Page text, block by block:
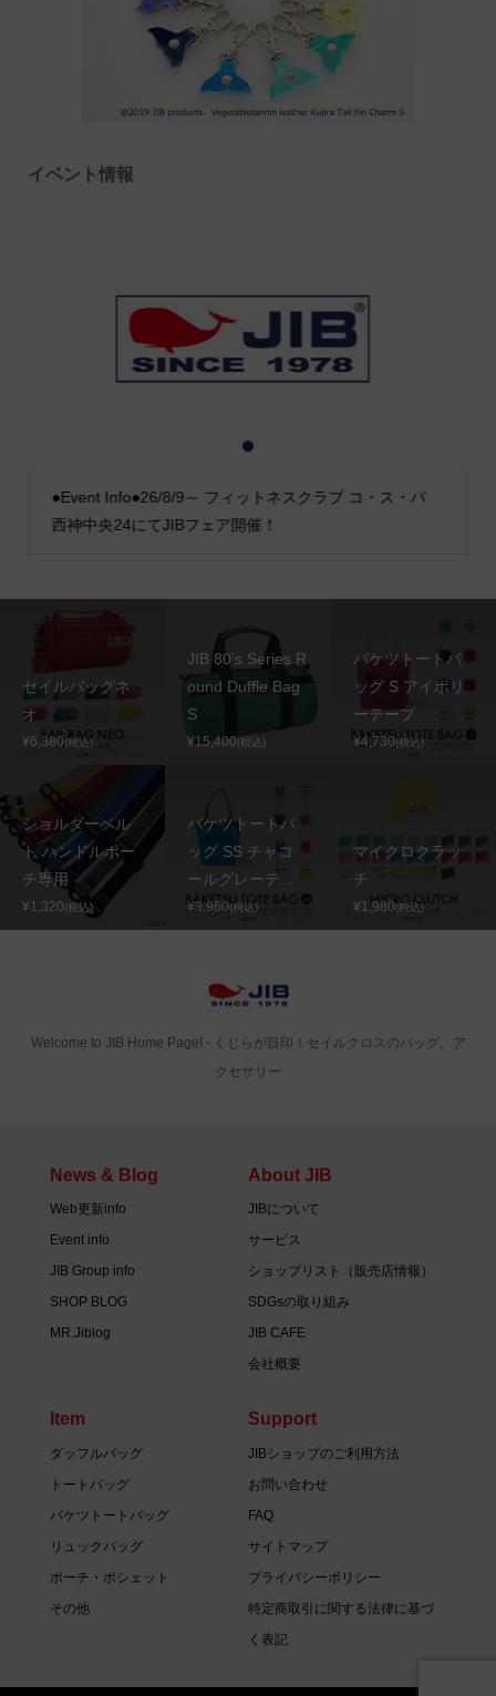
イベント情報
●Event Info●26/8/9～ フィットネスクラブ コ・ス・パ
西神中央24にてJIBフェア開催！
2
セイルバッグネ
オ
¥6,380(税込)
JIB 80’s Series R
ound Duffle Bag
S
¥15,400(税込)
バケツトートバ
ッグ S アイボリ
ーテープ
¥4,730(税込)
ショルダーベル
ト ハンドルポー
チ専用
¥1,320(税込)
バケツトートバ
ッグ SS チャコ
ールグレーテ...
¥3,960(税込)
マイクロクラッ
チ
¥1,980(税込)
Welcome to JIB Home Page! ‐ くじらが目印！セイルクロスのバッグ、ア
クセサリー
News & Blog
Web更新info
Event info
JIB Group info
SHOP BLOG
MR.Jiblog
About JIB
JIBについて
サービス
ショップリスト（販売店情報）
SDGsの取り組み
JIB CAFE
会社概要
Item
ダッフルバッグ
トートバッグ
バケツトートバッグ
リュックバッグ
ポーチ・ポシェット
その他
Support
JIBショップのご利用方法
お問い合わせ
FAQ
サイトマップ
プライバシーポリシー
特定商取引に関する法律に基づ
く表記